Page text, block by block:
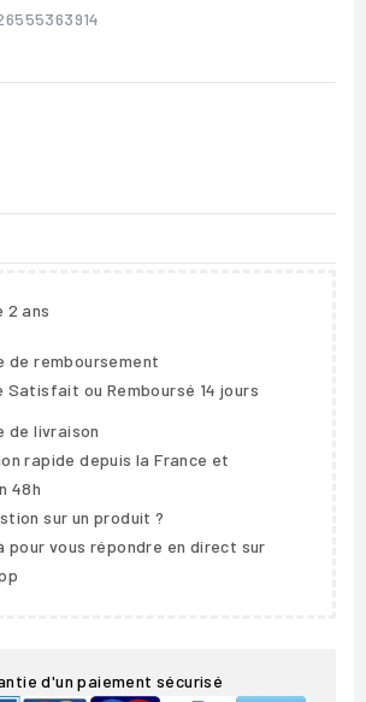
2 ans
de remboursement
Satisfait ou Remboursé 14 jours
de livraison
rapide depuis la France et
48h
sur un produit ?
pour vous répondre en direct sur
d'un paiement sécurisé